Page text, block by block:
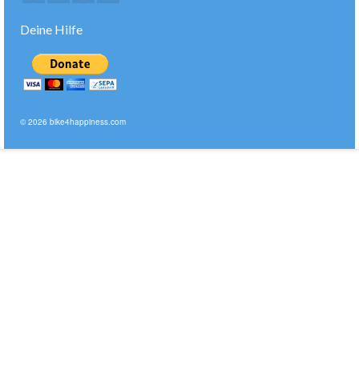
Deine Hilfe
© 2026 bike4happiness.com